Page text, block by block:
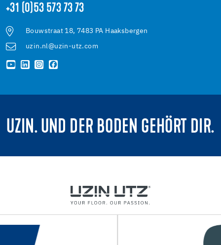
+31 (0)53 573 73 73
Bouwstraat 18, 7483 PA Haaksbergen
uzin.nl@uzin-utz.com
UZIN. UND DER BODEN GEHÖRT DIR.